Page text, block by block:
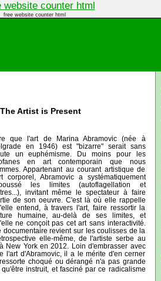
free website counter html
Artist is Present
que l'art de Marina Abramovic (née à
en 1946) est "bizarre" serait sans
un euphémisme. Du moins pour les
en art contemporain que nous
Appartenant au courant artistique de
corporel, Abramovic a systématiquement
les limites (autoflagellation et
invitant même le spectateur à faire
de son oeuvre. C'est là où elle rappelle
entend, à travers l'art, faire ressortir la
humaine, au-delà de ses limites, et
ne conçoit pas cet art sans interactivité.
documentaire revient sur les coulisses de la
elle-même, de l'artiste serbe au
New York en 2012. Loin d'embrasser avec
l'art d'Abramovic, il a le mérite d'en cerner
choqué ou dérangé n'a pas grande
instruit, et fasciné par ce radicalisme